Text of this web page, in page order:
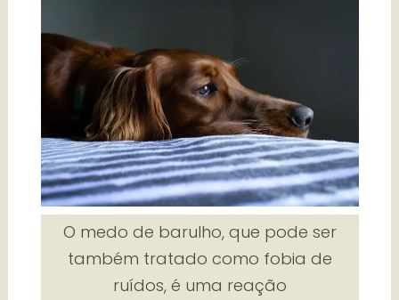
O medo de barulho, que pode ser
também tratado como fobia de
ruídos, é uma reação